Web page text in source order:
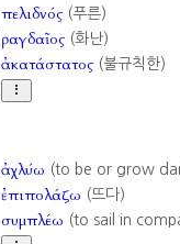
πελιδνός(푸른)
ῥαγδαῖος(화난)
ἀκατάστατος(불규칙한)
ἀχλύω (to be or grow
ἐπιπολάζω (뜨다)
συμπλέω (to sail in